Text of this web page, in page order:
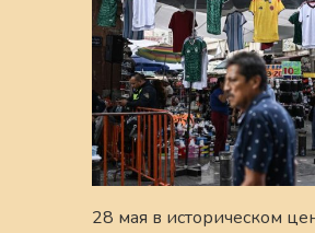
28 мая в историческом